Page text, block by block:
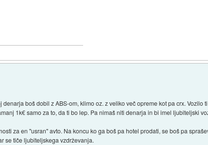
boš dobil z ABS-om, klimo oz. z veliko več opreme kot pa crx. Vozilo
1k€ samo za to, da ti bo lep. Pa nimaš niti denarja in bi imel ljubiteljski
za en "usran" avto. Na koncu ko ga boš pa hotel prodati, se boš pa
se tiče ljubiteljskega vzdrževanja.